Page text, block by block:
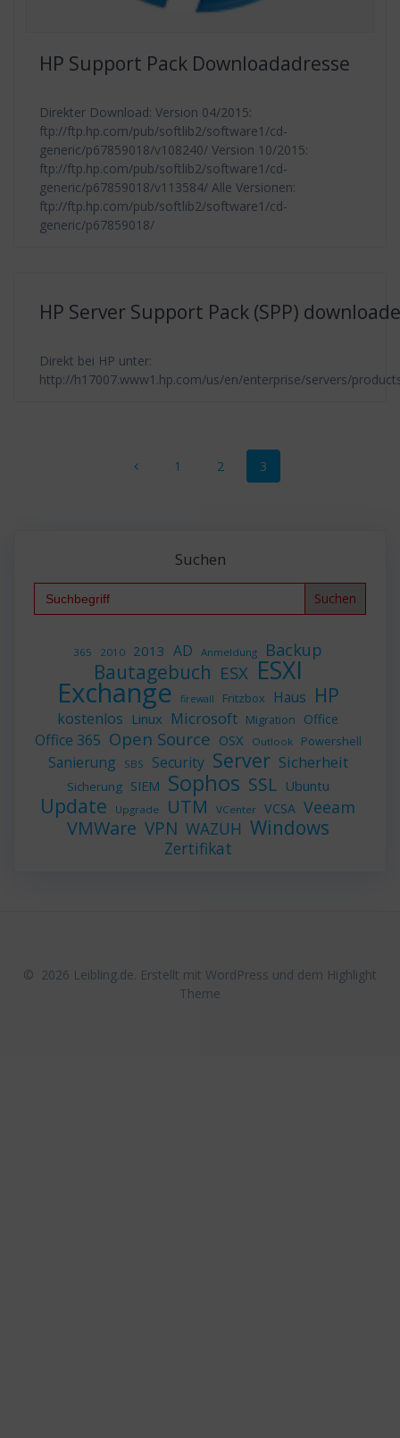
HP Support Pack Downloadadresse
Direkter Download: Version 04/2015:
ftp://ftp.hp.com/pub/softlib2/software1/cd-
generic/p67859018/v108240/ Version 10/2015:
ftp://ftp.hp.com/pub/softlib2/software1/cd-
generic/p67859018/v113584/ Alle Versionen:
ftp://ftp.hp.com/pub/softlib2/software1/cd-
generic/p67859018/
HP Server Support Pack (SPP)
Direkt bei HP unter:
http://h17007.www1.hp.com/us/en/enterprise/servers/
Beitragsnavigation
Seite
1 Seite
2 Seite
3
Suchen
Search
365 2010 2013 AD Anmeldung Backup
Bautagebuch ESX ESXI
Exchange firewall Fritzbox Haus HP
kostenlos Linux Microsoft Migration Office
Office 365 Open Source OSX Outlook Powershell
Sanierung SBS Security Server Sicherheit
Sicherung SIEM Sophos SSL Ubuntu
Update Upgrade UTM VCenter VCSA Veeam
VMWare VPN WAZUH Windows
Zertifikat
© 2026 Leibling.de. Erstellt mit WordPress und dem Highlight
Theme